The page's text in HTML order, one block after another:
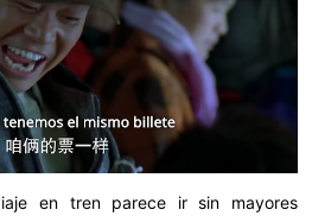
en tren parece ir sin mayores